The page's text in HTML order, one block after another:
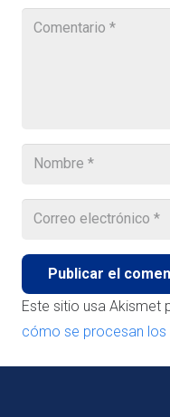
Publicar el
Este sitio usa Akismet
cómo se procesan